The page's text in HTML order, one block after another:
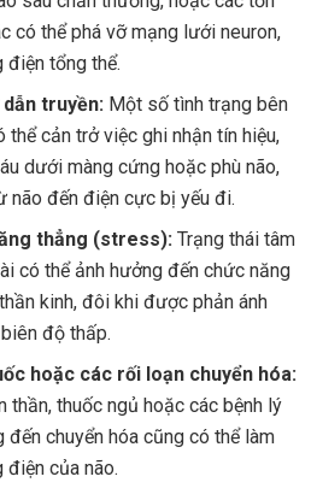
có thể phá vỡ mạng lưới neuron,
điện tổng thể.
truyền: Một số tình trạng bên
thể cản trở việc ghi nhận tín hiệu,
dưới màng cứng hoặc phù não,
não đến điện cực bị yếu đi.
thẳng (stress): Trạng thái tâm
có thể ảnh hưởng đến chức năng
kinh, đôi khi được phản ánh
độ thấp.
hoặc các rối loạn chuyển hóa:
thần, thuốc ngủ hoặc các bệnh lý
đến chuyển hóa cũng có thể làm
của não.